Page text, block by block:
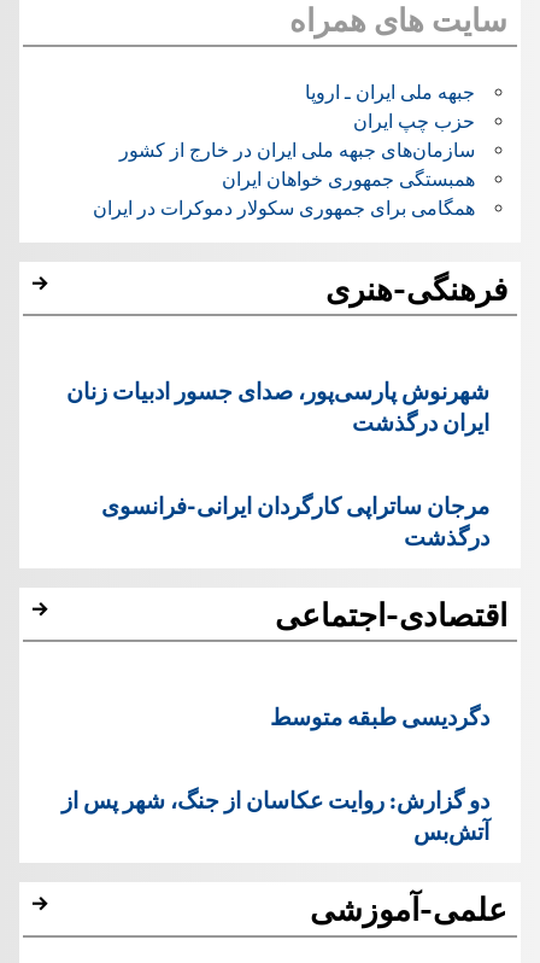
سایت های همراه
جبهه ملی ایران ـ اروپا
حزب چپ ایران
سازمان‌های جبهه ملی ایران در خارج از کشور
همبستگی جمهوری خواهان ایران
همگامی برای جمهوری سکولار دموکرات در ایران
فرهنگی-هنری
شهرنوش پارسی‌پور، صدای جسور ادبیات زنان
ایران درگذشت
مرجان ساتراپی کارگردان ایرانی-فرانسوی
درگذشت
اقتصادی-اجتماعی
دگردیسی طبقه متوسط
دو گزارش: روایت عکاسان از جنگ، شهر پس از
آتش‌بس
علمی-آموزشی